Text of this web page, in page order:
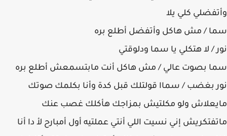
وأتفضلي كلي يلا
سما / مش هاكل وأتفضل أطلع بره
نور / لا هتكلي يا سما ودلوقتي
سما بصوت عالي / مش هاكل أنت مابتسمعش أطلع بره
نور بغضب / سماا قولتلك قبل كدة وأنا بكلمك صوتك
مايعلاش ولو مكلتيش بمزاجك هأكلك غصب عنك
ماتفتكريش إني نسيت اللي أنتي عملتيه أول أمبارح لأ دا أنا